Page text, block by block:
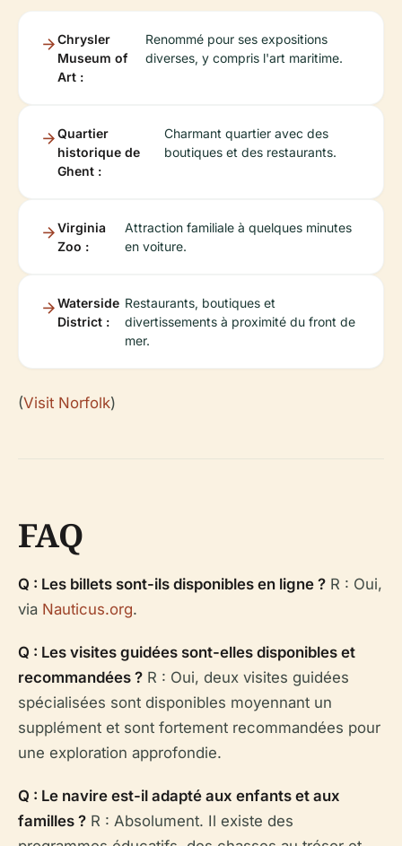
Chrysler
Museum of
Art :
Renommé pour ses expositions
diverses, y compris l'art maritime.
Quartier
historique de
Ghent :
Charmant quartier avec des
boutiques et des restaurants.
Virginia
Zoo :
Attraction familiale à quelques minutes
en voiture.
Waterside
District :
Restaurants, boutiques et
divertissements à proximité du front de
mer.
(Visit Norfolk)
FAQ
Q : Les billets sont-ils disponibles en ligne ? R : Oui,
via Nauticus.org.
Q : Les visites guidées sont-elles disponibles et
recommandées ? R : Oui, deux visites guidées
spécialisées sont disponibles moyennant un
supplément et sont fortement recommandées pour
une exploration approfondie.
Q : Le navire est-il adapté aux enfants et aux
familles ? R : Absolument. Il existe des